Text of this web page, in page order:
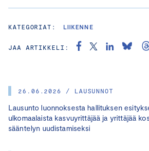
26.06.2026 / LAUSUNNOT
Lausunto luonnoksesta hallituksen
ulkomaalaista kasvuyrittäjää ja yrittäjää
sääntelyn uudistamiseksi
KATEGORIAT: LIIKENNE
JAA ARTIKKELI: